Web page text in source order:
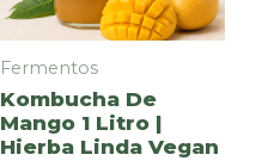
Fermentos
Kombucha De
Mango 1 Litro |
Hierba Linda Vegan